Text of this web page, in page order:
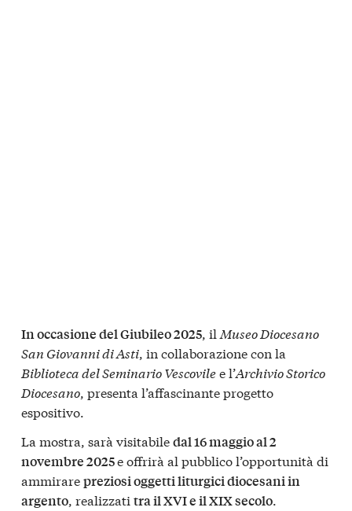
In occasione del Giubileo 2025, il Museo Diocesano
San Giovanni di Asti, in collaborazione con la
Biblioteca del Seminario Vescovilee l’Archivio Storico
Diocesano, presenta l’affascinante progetto
espositivo.
La mostra, sarà visitabiledal 16 maggio al 2
novembre 2025e offrirà al pubblico l’opportunità di
ammirarepreziosi oggetti liturgici diocesani in
argento, realizzati tra il XVI e il XIX secolo.